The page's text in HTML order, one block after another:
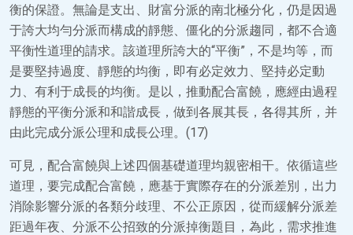
衡的保證。無論是支出、財富分派的南北極分化，仍是因過
于誇大均勻分派而構成的靜態、僵化的分派趨同，都不合適
平衡性道理的請求。該道理所誇大的“平衡”，不是均等，而
是要堅持過度、靜態的均衡，即有必定效力、堅持必定動
力、有利于成長的均衡。是以，推動配合富饒，應經由過程
靜態的平衡分派和和諧成長，做到各展其長，各得其所，并
由此完成分派公理和成長公理。(17)
可見，配合富饒與上述四個基礎道理均親密相干。依循這些
道理，要完成配合富饒，應基于實際存在的分派差別，出力
消除影響分派的各類分歧理、不公正原因，從而緩解分派差
距過年夜、分派不公招致的分派掉衡題目，為此，需求推進